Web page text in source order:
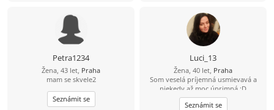
budoucnost, ale také jednoduše
mlčet, aniž by to bylo nepříjemné. V
životě se snažím udržovat
rovnováhu mezi osobním rozvojem
a schopností radovat se z
jednoduchých věcí – útulných
večerů, procházek, dobré kávy a
upřímných rozhovorů. Ráda
poznávám nové věci, občas
spontánně měním plány a objevuji
nová místa i zážitky. Nehledám
Petra1234
Žena, 43 let, Praha
mam se skvele2
Seznámit se
Luci_13
Žena, 40 let, Praha
Som veselá príjemná usmievavá a
niekedy až moc úprimná :D
Seznámit se